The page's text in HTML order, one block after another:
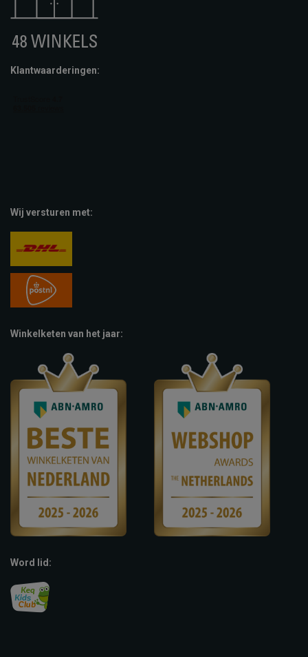
Klantwaarderingen:
Wij versturen met:
Winkelketen van het jaar:
Word lid: